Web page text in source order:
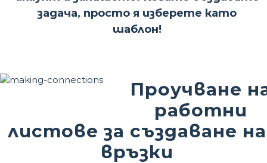
задача, просто я изберете като
шаблон!
Проучване
работни
листове за създаване на
връзки